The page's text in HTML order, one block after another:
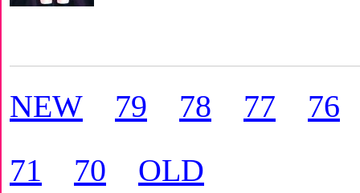
NEW 79 78 77
76
71
70 OLD